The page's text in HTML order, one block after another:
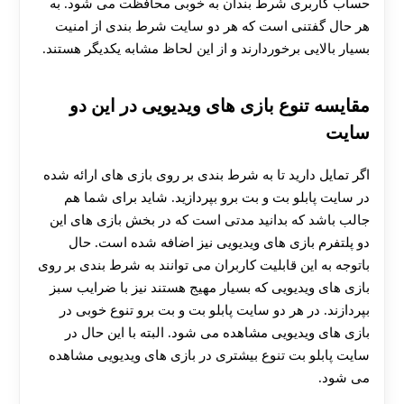
حساب کاربری شرط بندان به خوبی محافظت می‌ شود. به
هر حال گفتنی است که هر دو سایت شرط‌ بندی از امنیت
بسیار بالایی برخوردارند و از این لحاظ مشابه یکدیگر هستند.
مقایسه تنوع بازی های ویدیویی در این دو
سایت
اگر تمایل دارید تا به شرط بندی بر روی بازی‌ های ارائه شده
در سایت پابلو بت و بت برو بپردازید. شاید برای شما هم
جالب باشد که بدانید مدتی است که در بخش بازی‌ های این
دو پلتفرم بازی‌ های ویدیویی نیز اضافه شده است. حال
باتوجه به این قابلیت کاربران می‌ توانند به شرط‌ بندی بر روی
بازی‌ های ویدیویی که بسیار مهیج هستند نیز با ضرایب سبز
بپردازند. در هر دو سایت پابلو بت و بت برو تنوع خوبی در
بازی‌ های ویدیویی مشاهده می‌ شود. البته با این حال در
سایت پابلو بت تنوع بیشتری در بازی‌ های ویدیویی مشاهده
می شود.